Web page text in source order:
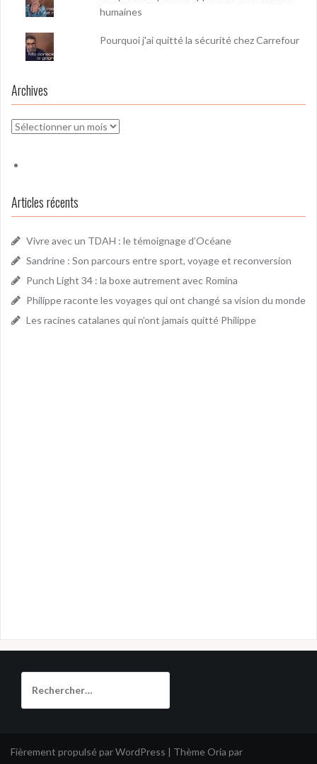
humaines
Pourquoi j'ai quitté la sécurité chez Carrefour
Archives
Archives
Articles récents
Vivre avec un TDAH : le témoignage d’Océane
Sandrine : Son parcours entre sport, voyage et reconversion
Punch Light 34 : la boxe autrement avec Romina
Philippe raconte les voyages qui ont changé sa vision du monde
Les racines catalanes qui n’ont jamais quitté Philippe
Fièrement propulsé par WordPress | Thème Oria par